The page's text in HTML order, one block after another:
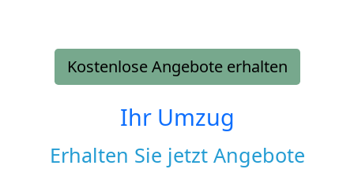
Kostenlose Angebote erhalten
Ihr Umzug
Erhalten Sie jetzt Angebote